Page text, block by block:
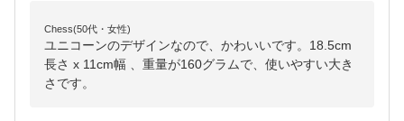
Chess(50代・女性)
ユニコーンのデザインなので、かわいいです。18.5cm
長さ x 11cm幅 、重量が160グラムで、使いやすい大き
さです。